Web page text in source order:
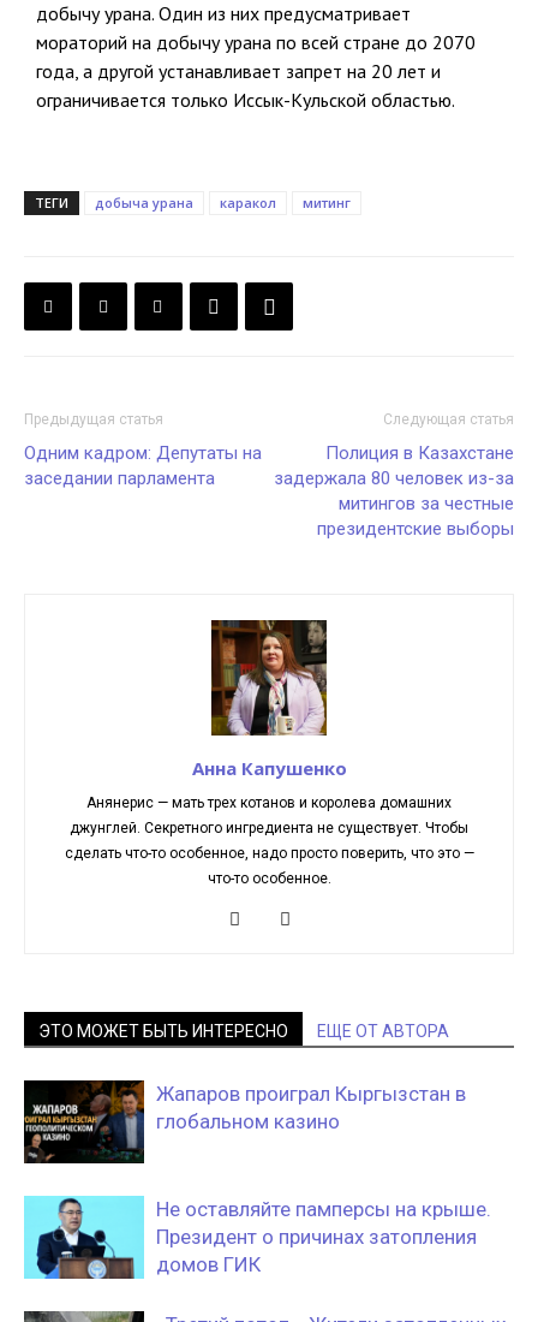
добычу урана. Один из них предусматривает
мораторий на добычу урана по всей стране до 2070
года, а другой устанавливает запрет на 20 лет и
ограничивается только Иссык-Кульской областью.
ТЕГИ добыча урана каракол митинг
Предыдущая статья
Одним кадром: Депутаты на
заседании парламента
Следующая статья
Полиция в Казахстане
задержала 80 человек из-за
митингов за честные
президентские выборы
Анна Капушенко
Анянерис — мать трех котанов и королева домашних
джунглей. Секретного ингредиента не существует. Чтобы
сделать что-то особенное, надо просто поверить, что это —
что-то особенное.
ЭТО МОЖЕТ БЫТЬ ИНТЕРЕСНО ЕЩЕ ОТ АВТОРА
Жапаров проиграл Кыргызстан в
глобальном казино
Не оставляйте памперсы на крыше.
Президент о причинах затопления
домов ГИК